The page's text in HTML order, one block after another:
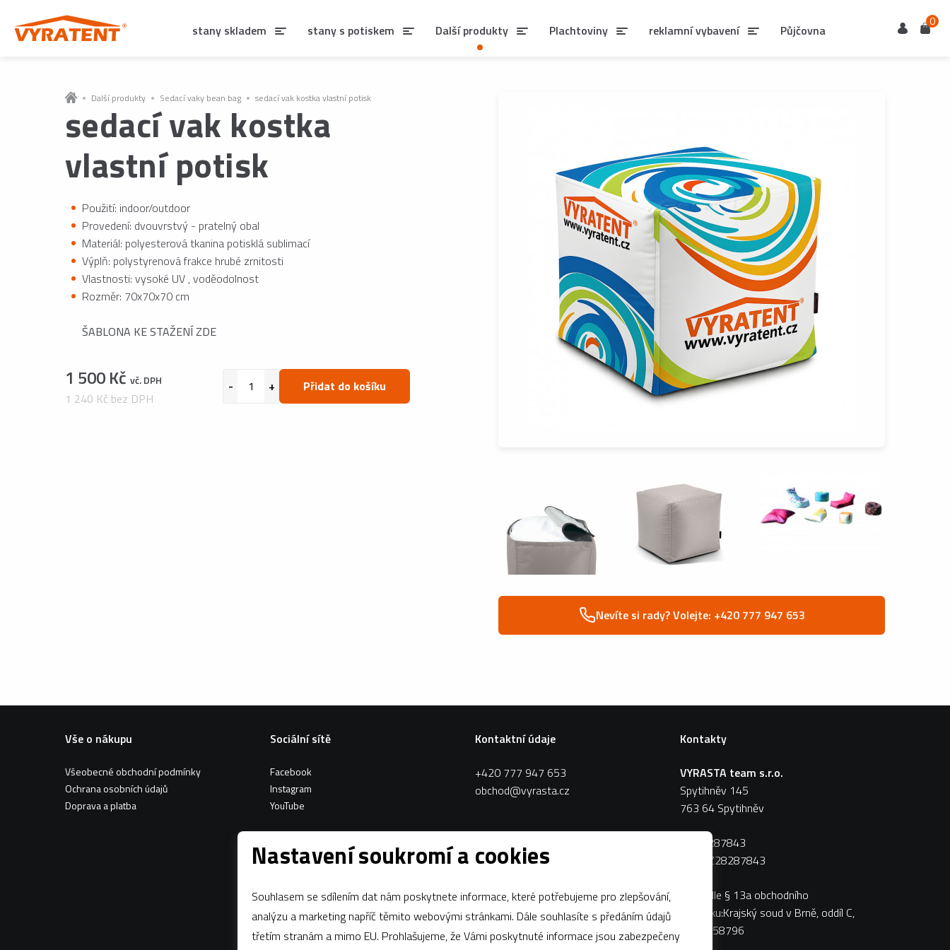
Další produkty Sedací vaky bean bag sedací vak kostka vlastní potisk
sedací vak kostka
vlastní potisk
Použití: indoor/outdoor
Provedení: dvouvrstvý - pratelný obal
Materiál: polyesterová tkanina potisklá sublimací
Výplň: polystyrenová frakce hrubé zrnitosti
Vlastnosti: vysoké UV , voděodolnost
Rozměr: 70x70x70 cm
ŠABLONA KE STAŽENÍ ZDE
1 500 Kč vč. DPH
1 240 Kč bez DPH
Přidat do košíku
Nevíte si rady? Volejte: +420 777 947 653
Vše o nákupu
Všeobecné obchodní podmínky
Ochrana osobních údajů
Doprava a platba
Sociální sítě
Facebook
Instagram
YouTube
Kontaktní údaje
+420 777 947 653
obchod@vyrasta.cz
Kontakty
VYRASTA team s.r.o.
Spytihněv 145
763 64 Spytihněv
28287843
CZ28287843
Zápis dle § 13a obchodního
zákoníku:Krajský soud v Brně, oddíl C,
vložka 58796
stany skladem stany s potiskem Další produkty Plachtoviny reklamní vybavení Půjčovna UživatelKošík
0
Nastavení soukromí a cookies
Souhlasem se sdílením dat nám poskytnete informace, které potřebujeme pro zlepšování,
analýzu a marketing napříč těmito webovými stránkami. Dále souhlasíte s předáním údajů
třetím stranám a mimo EU. Prohlašujeme, že Vámi poskytnuté informace jsou zabezpečeny